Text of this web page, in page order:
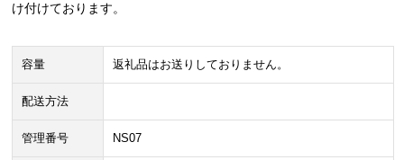
け付けております。
容量 返礼品はお送りしておりません。
配送方法
管理番号 NS07